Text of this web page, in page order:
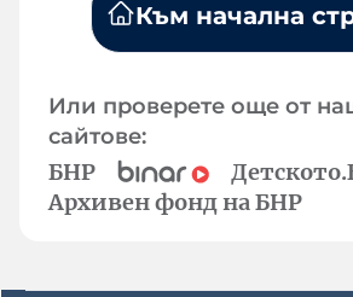
Към начална
Или проверете още от
сайтове:
БНР
Архивен фонд на БНР